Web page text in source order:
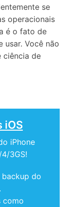
se
operacionais
é o fato de
usar. Você não
ciência de
iOS
iPhone
3GS!
do
como